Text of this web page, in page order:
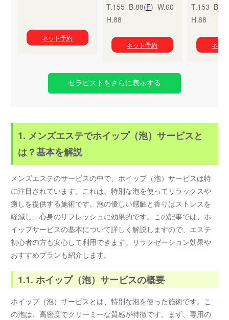
ネット予約
T.155 B.88(F) W.60
H.88
ネット予約
T.153
H.88
ネッ
セラピストをさらに表示する
1. メンズエステでホイップ（泡）サービスと
は？基本を解説
メンズエステのサービスの中で、ホイップ（泡）サービスは特
に注目されています。これは、特別な泡を使ってリラックスや
癒しを提供する施術です。泡の優しい感触と香りはストレスを
軽減し、心身のリフレッシュに効果的です。この記事では、ホ
イップサービスの基本について詳しく解説しますので、エステ
初心者の方も安心して利用できます。リラクゼーション効果や
おすすめプランも紹介します。
1.1. ホイップ（泡）サービスの概要
ホイップ（泡）サービスとは、特別な泡を使った施術です。こ
の泡は、高密度でクリーミーな質感が特徴です。まず、専用の